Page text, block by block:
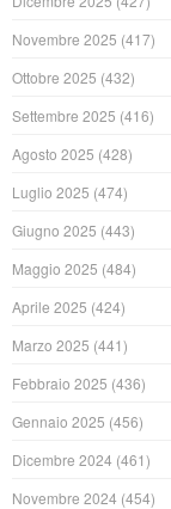
Novembre 2025 (417)
Ottobre 2025 (432)
Settembre 2025 (416)
Agosto 2025 (428)
Luglio 2025 (474)
Giugno 2025 (443)
Maggio 2025 (484)
Aprile 2025 (424)
Marzo 2025 (441)
Febbraio 2025 (436)
Gennaio 2025 (456)
Dicembre 2024 (461)
Novembre 2024 (454)